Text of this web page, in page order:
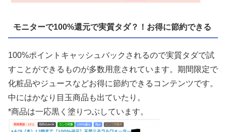
モニターで100%還元で実質タダ？！お得に節約できる
100%ポイントキャッシュバックされるので実質タダで試
すことができるものが多数用意されています。期間限定で
化粧品やジュースなどお得に節約できるコンテンツです。
中にはかなり目玉商品も出ていたり。
*商品は一応黒く塗りつぶしています。